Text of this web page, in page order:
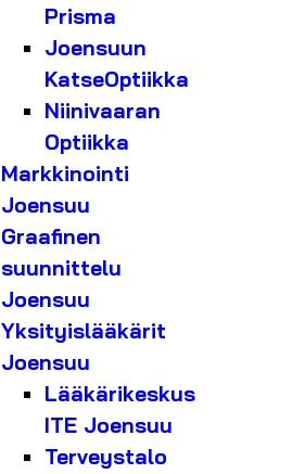
Prisma
Joensuun
KatseOptiikka
Niinivaaran
Optiikka
Markkinointi
Joensuu
Graafinen
suunnittelu
Joensuu
Yksityislääkärit
Joensuu
Lääkärikeskus
ITE Joensuu
Terveystalo